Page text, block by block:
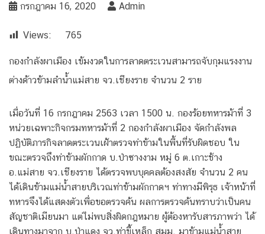
กรกฎาคม 16, 2020 Admin
Views: 765
กองกำลังผาเมือง เข้มงวดในการลาดตระเวนสามารถจับกุมแรงงาน
ต่างด้าวข้ามลำน้ำแม่สาย จว.เชียงราย จำนวน 2 ราย
เมื่อวันที่ 16 กรกฎาคม 2563 เวลา 1500 น. กองร้อยทหารม้าที่ 3
หน่วยเฉพาะกิจกรมทหารม้าที่ 2 กองกำลังผาเมือง จัดกำลังพล
ปฏิบัติภารกิจลาดตระเวนเฝ้าตรวจท่าข้ามในพื้นที่รับผิดชอบ ใน
ขณะตรวจถึงท่าข้ามผักกาด บ.ป่าซางงาม หมู่ 6 ต.เกาะช้าง
อ.แม่สาย จว.เชียงราย ได้ตรวจพบบุคคลต้องสงสัย จำนวน 2 คน
ได้เดินข้ามแม่น้ำสายบริเวณท่าข้ามผักกาดฯ ท่าทางมีพิรุธ เจ้าหน้าที่
ทหารจึงได้แสดงตัวเพื่อขอตรวจค้น ผลการตรวจค้นทราบว่าเป็นคน
สัญชาติเมียนมา แต่ไม่พบสิ่งผิดกฎหมาย ผู้ต้องหารับสารภาพว่า ได้
เดินทางมาจาก บ.ป่าแดง จว.ท่าขี้เหล็ก สมม. มาข้ามแม่น้ำสาย